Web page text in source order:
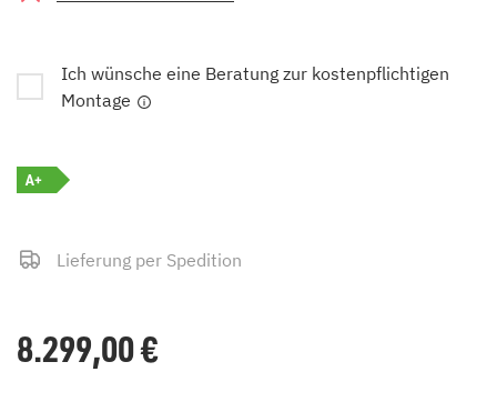
Ich wünsche eine Beratung zur kostenpflichtigen
Montage
A+
Lieferung per Spedition
8.299,00€